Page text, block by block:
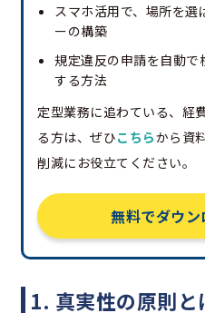
スマホ活用で、場所を
ーの構築
規定違反の申請を自動
する方法
定型業務に追わている、経
る方は、ぜひこちらから資
削減にお役立てください。
無料でダウン
1. 真実性の原則と